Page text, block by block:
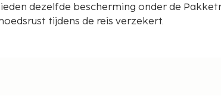
dezelfde bescherming onder de
tijdens de reis verzekert.